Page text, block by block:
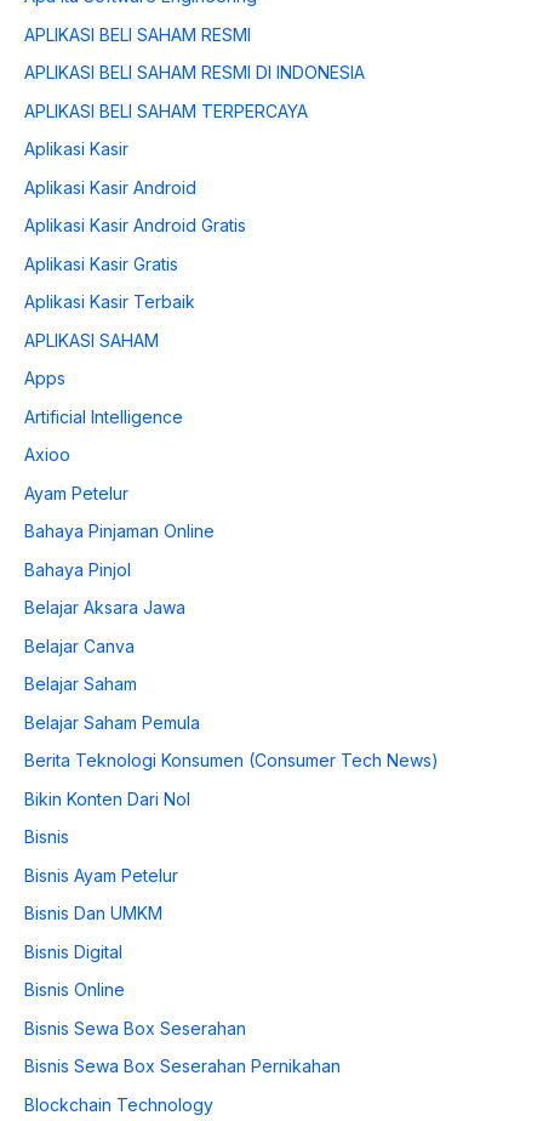
APLIKASI BELI SAHAM RESMI
APLIKASI BELI SAHAM RESMI DI INDONESIA
APLIKASI BELI SAHAM TERPERCAYA
Aplikasi Kasir
Aplikasi Kasir Android
Aplikasi Kasir Android Gratis
Aplikasi Kasir Gratis
Aplikasi Kasir Terbaik
APLIKASI SAHAM
Apps
Artificial Intelligence
Axioo
Ayam Petelur
Bahaya Pinjaman Online
Bahaya Pinjol
Belajar Aksara Jawa
Belajar Canva
Belajar Saham
Belajar Saham Pemula
Berita Teknologi Konsumen (Consumer Tech News)
Bikin Konten Dari Nol
Bisnis
Bisnis Ayam Petelur
Bisnis Dan UMKM
Bisnis Digital
Bisnis Online
Bisnis Sewa Box Seserahan
Bisnis Sewa Box Seserahan Pernikahan
Blockchain Technology